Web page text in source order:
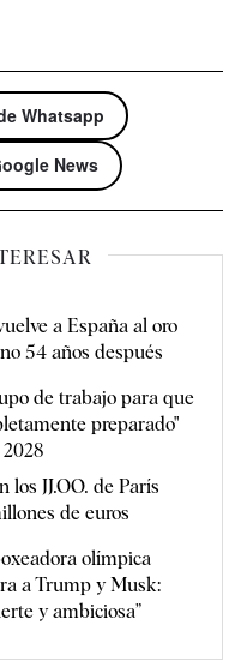
Whatsapp
News
a España al oro
54 años después
de trabajo para que
preparado"
los JJ.OO. de París
de euros
olímpica
a Trump y Musk:
y ambiciosa”